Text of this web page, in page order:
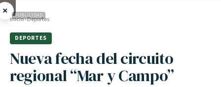
× PUBLICIDAD
Inicio›Deportes
DEPORTES
Nueva fecha del circuito
regional “Mar y Campo”